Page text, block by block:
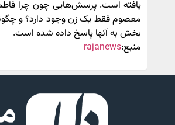
معصوم فقط یک زن وجود دارد؟ و
بخش به آنها پاسخ داده شده است.
منبع:rajanews